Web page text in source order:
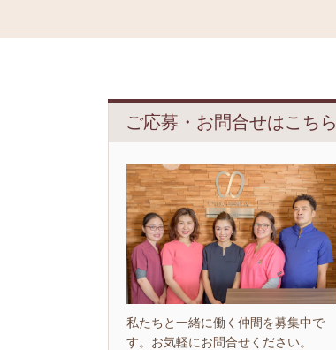
ご応募・お問合せはこちら
私たちと一緒に働く仲間を募集中で
す。お気軽にお問合せください。